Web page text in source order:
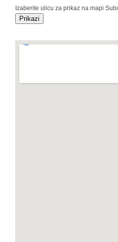
Izaberite ulicu za prikaz na mapi